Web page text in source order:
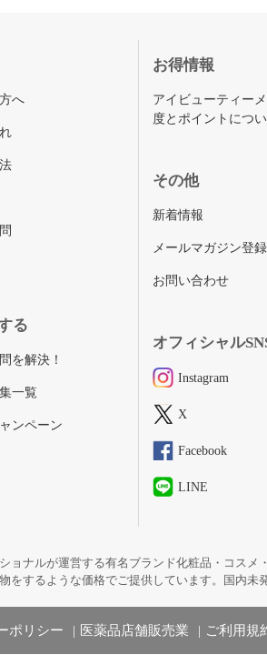
へ
る
を解決！
一覧
ンペーン
お得情報
アイビューティー
度とポイントにつ
その他
新着情報
メールマガジン登録
お問い合わせ
オフィシャル
Instagram
X
Facebook
LINE
ナルが運営する有名ブランド化粧品・コスメ
をするような価格でご提供しています。国内未
ポリシー 医薬品店舗販売業 ご利用規